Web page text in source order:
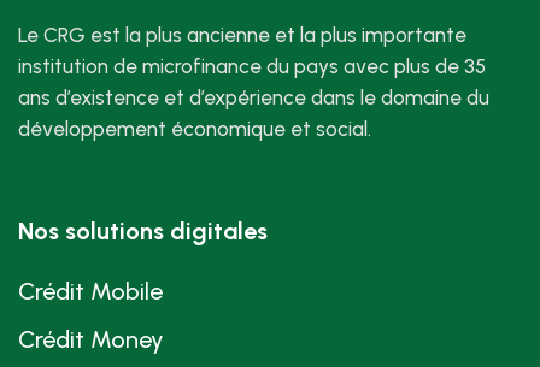
Le CRG est la plus ancienne et la plus importante
institution de microfinance du pays avec plus de 35
ans d’existence et d’expérience dans le domaine du
développement économique et social.
Nos solutions digitales
Crédit Mobile
Crédit Money